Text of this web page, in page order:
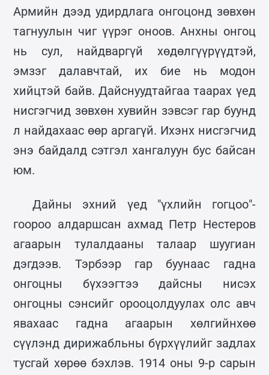
Армийн дээд удирдлага онгоцонд зөвхөн
тагнуулын чиг үүрэг оноов. Анхны онгоц
нь сул, найдваргүй хөдөлгүүрүүдтэй,
эмзэг далавчтай, их бие нь модон
хийцтэй байв. Дайснуудтайгаа таарах үед
нисгэгчид зөвхөн хувийн зэвсэг гар буунд
л найдахаас өөр аргагүй. Ихэнх нисгэгчид
энэ байдалд сэтгэл хангалуун бус байсан
юм.
Дайны эхний үед "үхлийн гогцоо"-
гоороо алдаршсан ахмад Петр Нестеров
агаарын тулалдааны талаар шуугиан
дэгдээв. Тэрбээр гар буунаас гадна
онгоцны бүхээгтээ дайсны нисэх
онгоцны сэнсийг орооцолдуулах олс авч
явахаас гадна агаарын хөлгийнхөө
сүүлэнд дирижабльны бүрхүүлийг задлах
тусгай хөрөө бэхлэв. 1914 оны 9-р сарын